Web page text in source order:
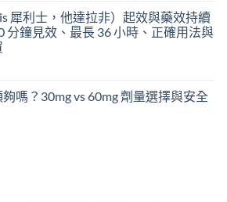
犀利士，他達拉非）起效與藥效持續
分鐘見效、最長 36 小時、正確用法與
嗎？30mg vs 60mg 劑量選擇與安全